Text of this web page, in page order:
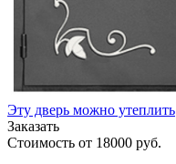
Эту дверь можно утеплить
Заказать
Стоимость от 18000 руб.